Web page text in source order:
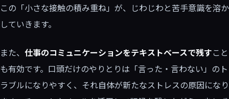
この「小さな接触の積み重ね」が、じわじわと苦手意識を溶か
していきます。
また、 仕事のコミュニケーションをテキストベースで残す こと
も有効です。口頭だけのやりとりは「言った・言わない」のト
ラブルになりやすく、それ自体が新たなストレスの原因になり